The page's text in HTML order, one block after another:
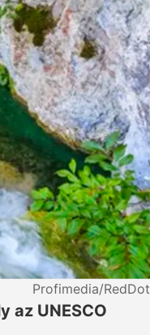
Profimedia/RedDot
az UNESCO